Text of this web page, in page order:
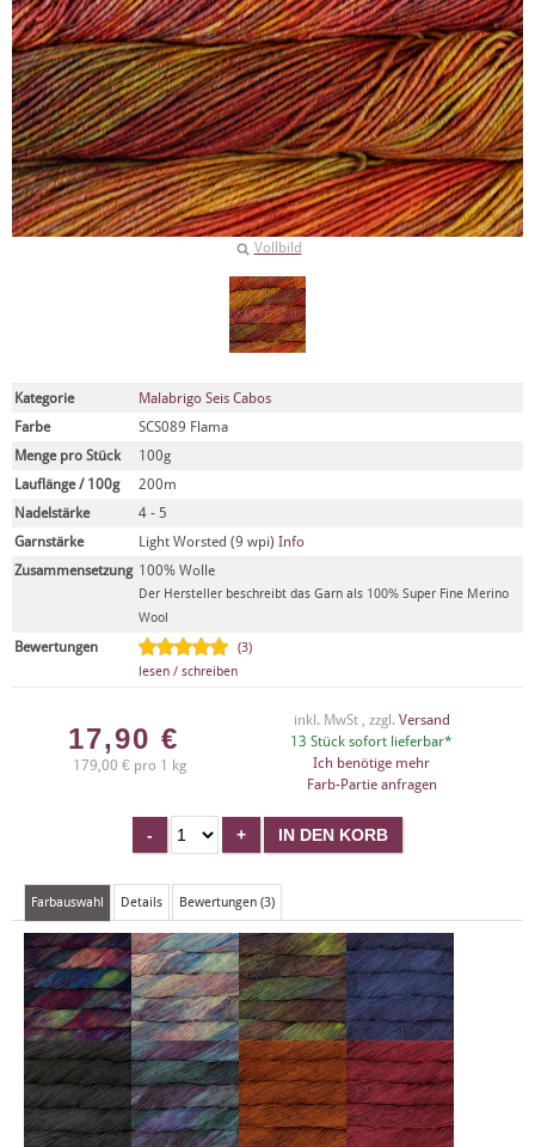
Vollbild
Kategorie
Malabrigo Seis Cabos
Farbe
SCS089 Flama
Menge pro Stück
100g
Lauflänge / 100g
200m
Nadelstärke
4 - 5
Garnstärke
Light Worsted (9 wpi) Info
Zusammensetzung 100% Wolle
Der Hersteller beschreibt das Garn als 100% Super Fine Merino
Wool
Bewertungen
(3)
lesen / schreiben
17,90 €
179,00 € pro 1 kg
inkl. MwSt , zzgl. Versand
13 Stück sofort lieferbar*
Ich benötige mehr
Farb-Partie anfragen
Farbauswahl Details Bewertungen (3)